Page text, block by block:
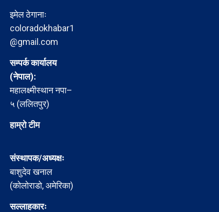
इमेल ठेगानाः
coloradokhabar1
@gmail.com
सम्पर्क कार्यालय
(नेपाल):
महालक्ष्मीस्थान नपा–
५ (ललितपुर)
हाम्रो टीम
संस्थापक/अध्यक्षः
बाशुदेव खनाल
(कोलोराडो, अमेरिका)
सल्लाहकारः